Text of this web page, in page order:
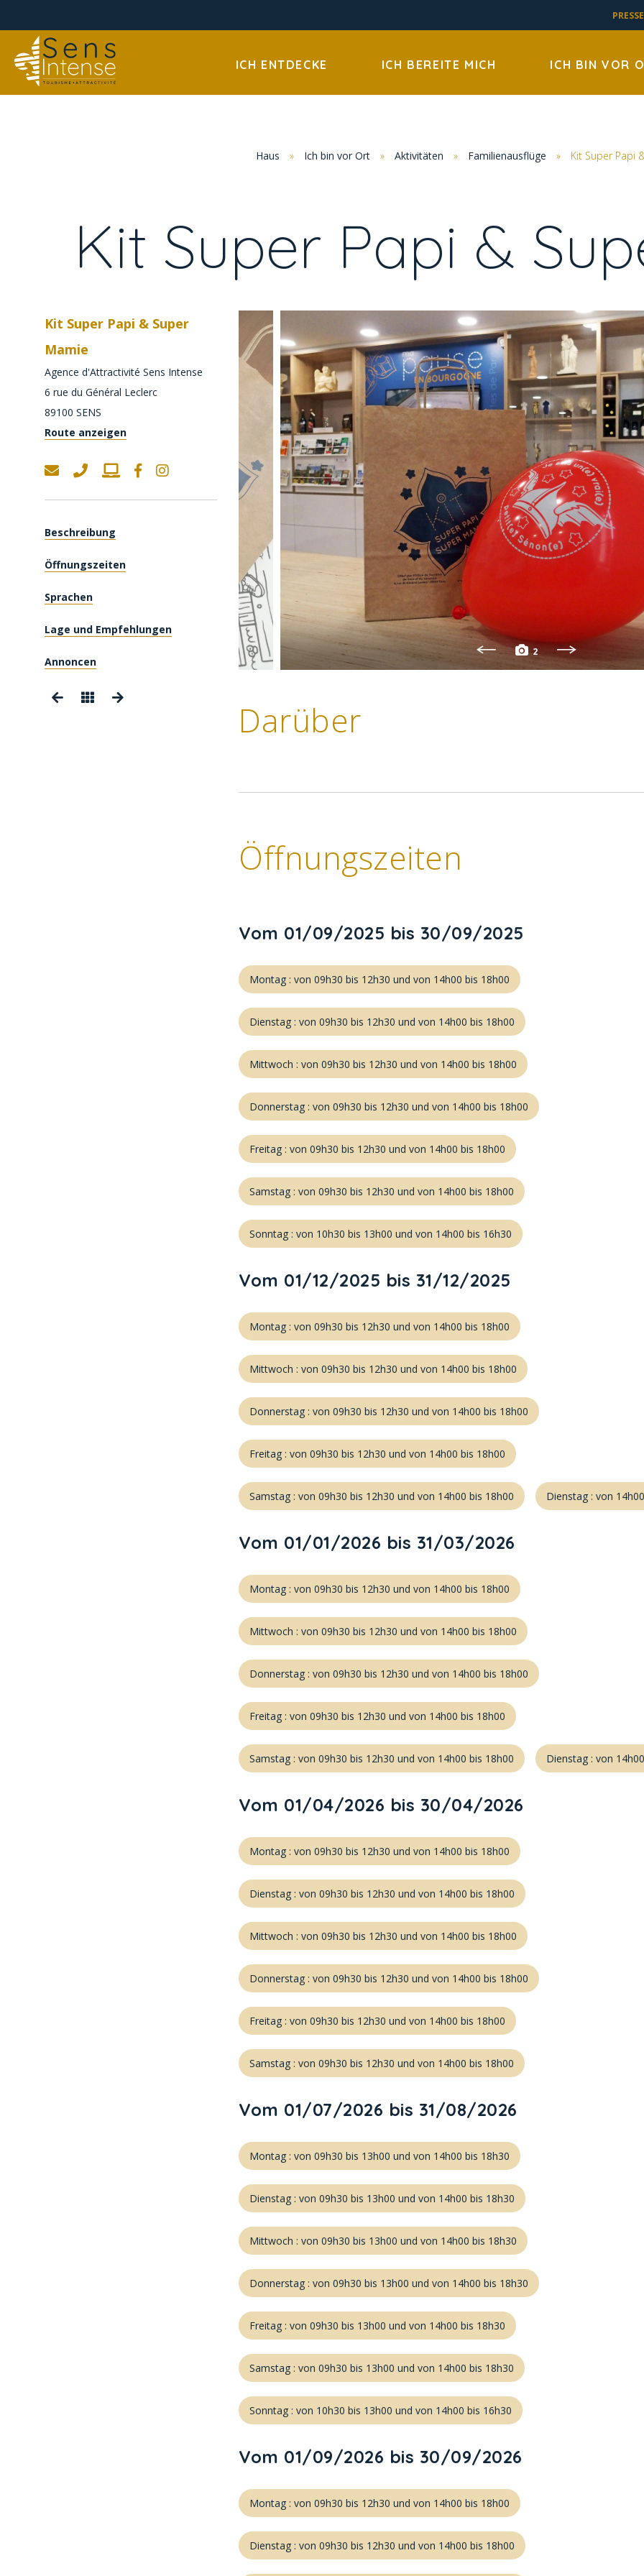
PRESSE
ICH ENTDECKE ICH BEREITE MICH ICH BIN VOR
Haus » Ich bin vor Ort » Aktivitäten » Familienausflüge » Kit Super Papi
Kit Super Papi &
Kit Super Papi & Super
Mamie
Agence d'Attractivité Sens Intense
6 rue du Général Leclerc
89100 SENS
Route anzeigen
Beschreibung
Öffnungszeiten
Sprachen
Lage und Empfehlungen
Annoncen
2
Darüber
Öffnungszeiten
Vom 01/09/2025 bis 30/09/2025
Montag : von 09h30 bis 12h30 und von 14h00 bis 18h00
Dienstag : von 09h30 bis 12h30 und von 14h00 bis 18h00
Mittwoch : von 09h30 bis 12h30 und von 14h00 bis 18h00
Donnerstag : von 09h30 bis 12h30 und von 14h00 bis 18h00
Freitag : von 09h30 bis 12h30 und von 14h00 bis 18h00
Samstag : von 09h30 bis 12h30 und von 14h00 bis 18h00
Sonntag : von 10h30 bis 13h00 und von 14h00 bis 16h30
Vom 01/12/2025 bis 31/12/2025
Montag : von 09h30 bis 12h30 und von 14h00 bis 18h00
Mittwoch : von 09h30 bis 12h30 und von 14h00 bis 18h00
Donnerstag : von 09h30 bis 12h30 und von 14h00 bis 18h00
Freitag : von 09h30 bis 12h30 und von 14h00 bis 18h00
Samstag : von 09h30 bis 12h30 und von 14h00 bis 18h00 Dienstag : von
Vom 01/01/2026 bis 31/03/2026
Montag : von 09h30 bis 12h30 und von 14h00 bis 18h00
Mittwoch : von 09h30 bis 12h30 und von 14h00 bis 18h00
Donnerstag : von 09h30 bis 12h30 und von 14h00 bis 18h00
Freitag : von 09h30 bis 12h30 und von 14h00 bis 18h00
Samstag : von 09h30 bis 12h30 und von 14h00 bis 18h00 Dienstag : von
Vom 01/04/2026 bis 30/04/2026
Montag : von 09h30 bis 12h30 und von 14h00 bis 18h00
Dienstag : von 09h30 bis 12h30 und von 14h00 bis 18h00
Mittwoch : von 09h30 bis 12h30 und von 14h00 bis 18h00
Donnerstag : von 09h30 bis 12h30 und von 14h00 bis 18h00
Freitag : von 09h30 bis 12h30 und von 14h00 bis 18h00
Samstag : von 09h30 bis 12h30 und von 14h00 bis 18h00
Vom 01/07/2026 bis 31/08/2026
Montag : von 09h30 bis 13h00 und von 14h00 bis 18h30
Dienstag : von 09h30 bis 13h00 und von 14h00 bis 18h30
Mittwoch : von 09h30 bis 13h00 und von 14h00 bis 18h30
Donnerstag : von 09h30 bis 13h00 und von 14h00 bis 18h30
Freitag : von 09h30 bis 13h00 und von 14h00 bis 18h30
Samstag : von 09h30 bis 13h00 und von 14h00 bis 18h30
Sonntag : von 10h30 bis 13h00 und von 14h00 bis 16h30
Vom 01/09/2026 bis 30/09/2026
Montag : von 09h30 bis 12h30 und von 14h00 bis 18h00
Dienstag : von 09h30 bis 12h30 und von 14h00 bis 18h00